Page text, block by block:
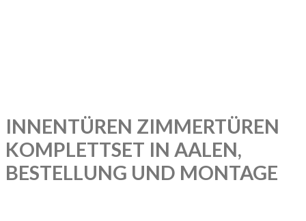
INNENTÜREN ZIMMERTÜREN
KOMPLETTSET IN AALEN,
BESTELLUNG UND MONTAGE